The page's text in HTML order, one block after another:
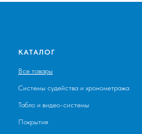
КАТАЛОГ
Все товары
Системы судейства и хронометража
Табло и видео-системы
Покрытия